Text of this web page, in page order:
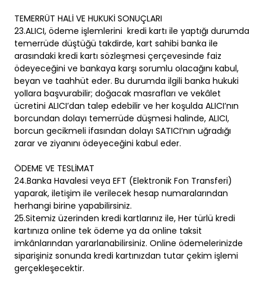
TEMERRÜT HALİ VE HUKUKİ SONUÇLARI
23.ALICI, ödeme işlemlerini kredi kartı ile yaptığı durumda
temerrüde düştüğü takdirde, kart sahibi banka ile
arasındaki kredi kartı sözleşmesi çerçevesinde faiz
ödeyeceğini ve bankaya karşı sorumlu olacağını kabul,
beyan ve taahhüt eder. Bu durumda ilgili banka hukuki
yollara başvurabilir; doğacak masrafları ve vekâlet
ücretini ALICI’dan talep edebilir ve her koşulda ALICI’nın
borcundan dolayı temerrüde düşmesi halinde, ALICI,
borcun gecikmeli ifasından dolayı SATICI’nın uğradığı
zarar ve ziyanını ödeyeceğini kabul eder.
ÖDEME VE TESLİMAT
24.Banka Havalesi veya EFT (Elektronik Fon Transferi)
yaparak, iletişim ile verilecek hesap numaralarından
herhangi birine yapabilirsiniz.
25.Sitemiz üzerinden kredi kartlarınız ile, Her türlü kredi
kartınıza online tek ödeme ya da online taksit
imkânlarından yararlanabilirsiniz. Online ödemelerinizde
siparişiniz sonunda kredi kartınızdan tutar çekim işlemi
gerçekleşecektir.